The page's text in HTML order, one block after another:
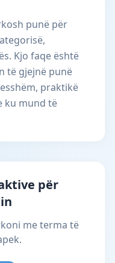
punë për
Kjo faqe është
të gjejnë punë
praktikë
ku mund të
për
me terma të